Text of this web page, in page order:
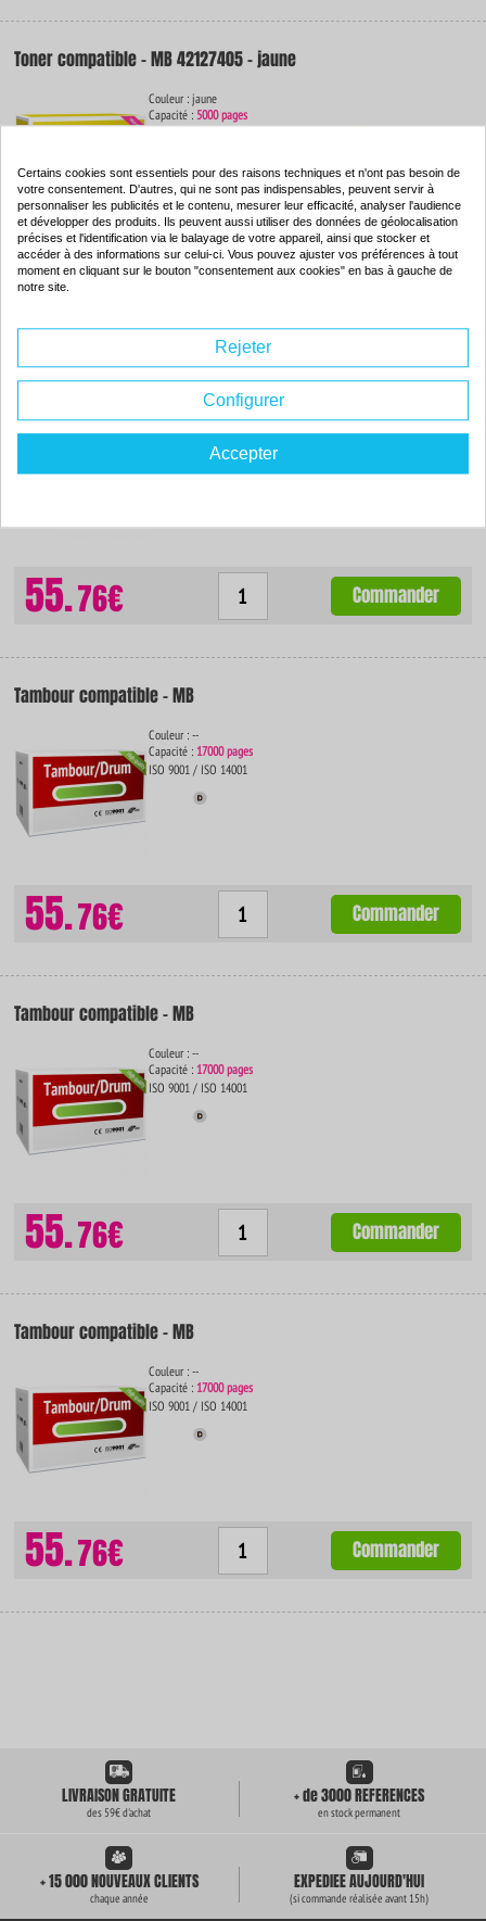
Toner compatible - MB 42127405 - jaune
Couleur : jaune
Capacité :5000 pages
Par rapport à la
marque
36.64€ Commander
Tambour compatible - MB
Couleur : --
Capacité :17000 pages
ISO 9001 / ISO 14001
55.76€ Commander
Tambour compatible - MB
Couleur : --
Capacité : 17000 pages
ISO 9001 / ISO 14001
55.76€ Commander
Tambour compatible - MB
Couleur : --
Capacité : 17000 pages
ISO 9001 / ISO 14001
55.76€ Commander
Tambour compatible - MB
Couleur : --
Capacité : 17000 pages
ISO 9001 / ISO 14001
55.76€ Commander
LIVRAISON GRATUITE
des 59€ d'achat
+ de 3000 REFERENCES
en stock permanent
+ 15 000 NOUVEAUX CLIENTS
chaque année
EXPEDIEE AUJOURD'HUI
(si commande réalisée avant 15h)
Certains cookies sont essentiels pour des raisons techniques et n'ont pas besoin de
votre consentement. D'autres, qui ne sont pas indispensables, peuvent servir à
personnaliser les publicités et le contenu, mesurer leur efficacité, analyser l'audience
et développer des produits. Ils peuvent aussi utiliser des données de géolocalisation
précises et l'identification via le balayage de votre appareil, ainsi que stocker et
accéder à des informations sur celui-ci. Vous pouvez ajuster vos préférences à tout
moment en cliquant sur le bouton "consentement aux cookies" en bas à gauche de
notre site.
Rejeter
Configurer
Accepter